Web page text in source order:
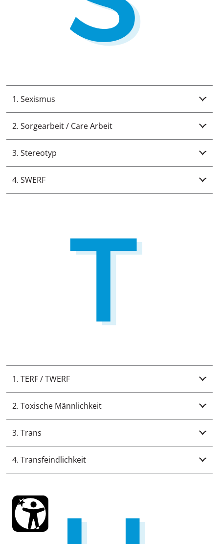
1. Sexismus
2. Sorgearbeit / Care Arbeit
3. Stereotyp
4. SWERF
1. TERF / TWERF
2. Toxische Männlichkeit
3. Trans
4. Transfeindlichkeit